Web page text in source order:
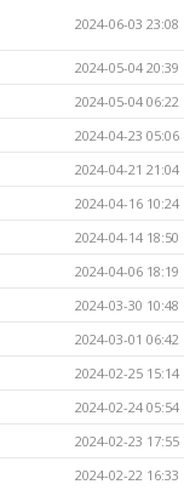
2024-06-03 23:08
2024-05-04 20:39
2024-05-04 06:22
2024-04-23 05:06
2024-04-21 21:04
2024-04-16 10:24
2024-04-14 18:50
2024-04-06 18:19
2024-03-30 10:48
2024-03-01 06:42
2024-02-25 15:14
2024-02-24 05:54
2024-02-23 17:55
2024-02-22 16:33